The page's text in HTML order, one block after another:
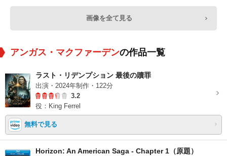
画像を全て見る
アンガス・マクファーデンの作品一覧
ラスト・リデンプション 最後の贖罪
出演・2024年制作・122分
3.2
役：King Ferrel
無料で見る
Horizon: An American Saga - Chapter 1（原題）